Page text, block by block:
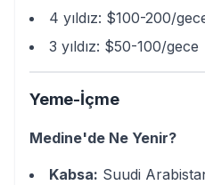
4 yıldız: $100-200/
3 yıldız: $50-100/gece
Yeme-İçme
Medine'de Ne Yenir?
Kabsa: Suudi